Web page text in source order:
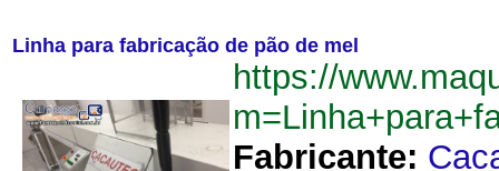
Linha para fabricação de pão de mel
https://
Fabricante: